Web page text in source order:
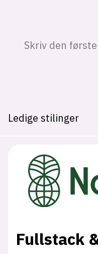
Ledige stilinger
Fullstack